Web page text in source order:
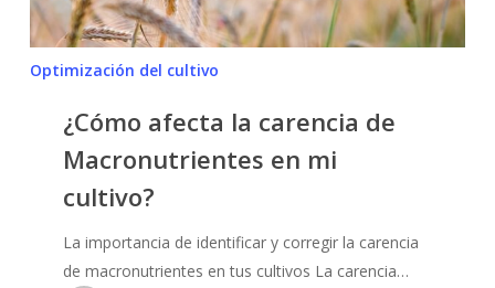
Optimización del cultivo
¿Cómo afecta la carencia de
Macronutrientes en mi
cultivo?
La importancia de identificar y corregir la carencia
de macronutrientes en tus cultivos La carencia…